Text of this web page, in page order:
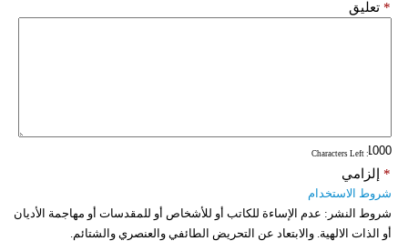
تعليق *
: Characters Left
إلزامي *
شروط الاستخدام
شروط النشر: عدم الإساءة للكاتب أو للأشخاص أو للمقدسات أو مهاجمة الأديان
أو الذات الالهية. والابتعاد عن التحريض الطائفي والعنصري والشتائم.